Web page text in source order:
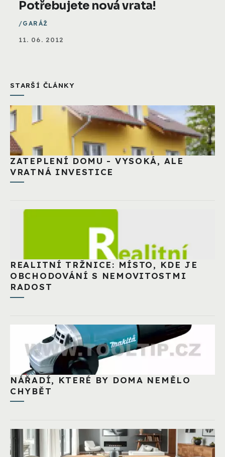
Potřebujete nová vrata!
GARÁŽ
11. 06. 2012
STARŠÍ ČLÁNKY
ZATEPLENÍ DOMU - VYSOKÁ, ALE
VRATNÁ INVESTICE
REALITNÍ TRŽNICE: MÍSTO, KDE JE
OBCHODOVÁNÍ S NEMOVITOSTMI
RADOST
NÁŘADÍ, KTERÉ BY DOMA NEMĚLO
CHYBĚT